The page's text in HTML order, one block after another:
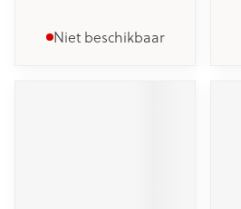
Niet beschikbaar